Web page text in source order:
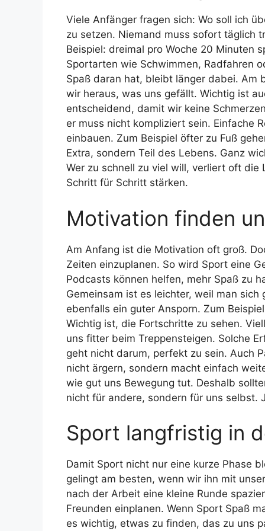
Viele Anfänger fragen sich: Wo soll ich
zu setzen. Niemand muss sofort täglich
Beispiel: dreimal pro Woche 20 Minuten
Sportarten wie Schwimmen, Radfahren
Spaß daran hat, bleibt länger dabei. Am
wir heraus, was uns gefällt. Wichtig ist
entscheidend, damit wir keine
er muss nicht kompliziert sein. Einfache
einbauen. Zum Beispiel öfter zu Fuß
Extra, sondern Teil des Lebens. Ganz
Wer zu schnell zu viel will, verliert oft die
Schritt für Schritt stärken.
Motivation finden
Am Anfang ist die Motivation oft groß.
Zeiten einzuplanen. So wird Sport eine
Podcasts können helfen, mehr Spaß zu
Gemeinsam ist es leichter, weil man
ebenfalls ein guter Ansporn. Zum
Wichtig ist, die Fortschritte zu sehen.
uns fitter beim Treppensteigen. Solche
geht nicht darum, perfekt zu sein. Auch
nicht ärgern, sondern macht einfach
wie gut uns Bewegung tut. Deshalb
nicht für andere, sondern für uns selbst.
Sport langfristig in
Damit Sport nicht nur eine kurze Phase
gelingt am besten, wenn wir ihn mit
nach der Arbeit eine kleine Runde
Freunden einplanen. Wenn Sport Spaß
es wichtig, etwas zu finden, das zu uns